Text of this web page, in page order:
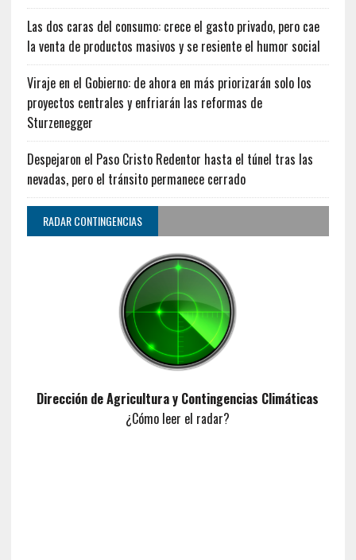
Las dos caras del consumo: crece el gasto privado, pero cae
la venta de productos masivos y se resiente el humor social
Viraje en el Gobierno: de ahora en más priorizarán solo los
proyectos centrales y enfriarán las reformas de
Sturzenegger
Despejaron el Paso Cristo Redentor hasta el túnel tras las
nevadas, pero el tránsito permanece cerrado
RADAR CONTINGENCIAS
Dirección de Agricultura y Contingencias Climáticas
¿Cómo leer el radar?